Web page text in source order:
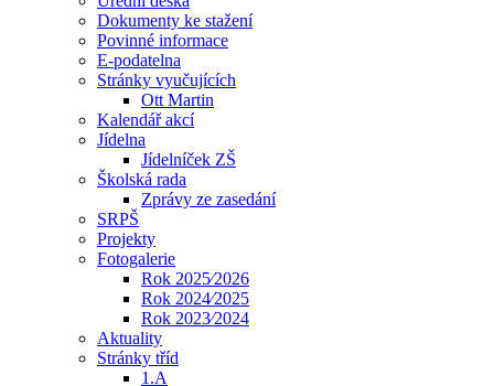
Dokumenty ke stažení
Povinné informace
E-podatelna
Stránky vyučujících
Ott Martin
Kalendář akcí
Jídelna
Jídelníček ZŠ
Školská rada
Zprávy ze zasedání
SRPŠ
Projekty
Fotogalerie
Rok 2025⁄2026
Rok 2024⁄2025
Rok 2023⁄2024
Aktuality
Stránky tříd
1.A